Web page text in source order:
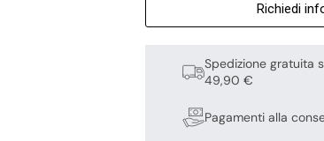
Richiedi
Spedizione gratuita
49,90 €
Pagamenti alla